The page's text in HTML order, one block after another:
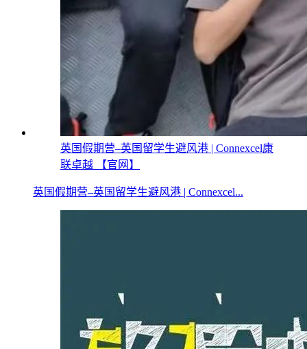
英国假期营–英国留学生避风港 | Connexcel康
联卓越 【官网】
英国假期营–英国留学生避风港 | Connexcel...